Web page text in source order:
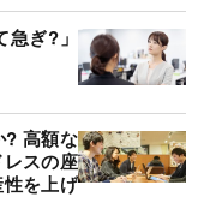
ぎ?」
? 高額な
スの座
を上げ